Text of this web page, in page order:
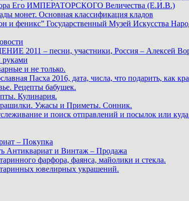
Его ИМПЕРАТОРСКОГО Величества (Е.И.В.)
монет. Основная классификация кладов
и феникс” Государственный Музей Искусства
2011 – песни, участники, Россия – Алексей
руками
и не только.
Пасха 2016, дата, числа, что подарить, как
Рецепты бабушек.
Кулинария.
Ужасы и Приметы. Сонник.
и поиск отправлений и посылок или
– Покупка
Антиквариат и Винтаж – Продажа
фарфора, фаянса, майолики и стекла.
ювелирных украшений.